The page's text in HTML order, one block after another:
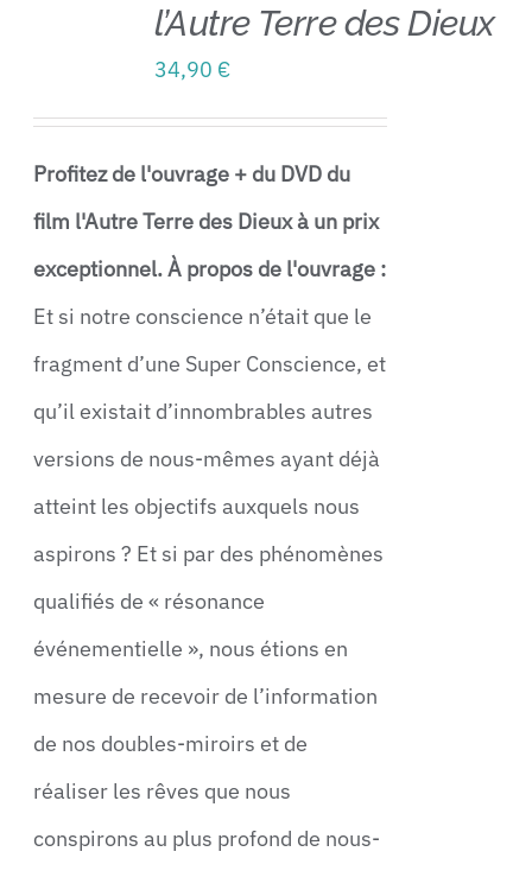
l’Autre Terre des Dieux
34,90 €
Profitez de l'ouvrage + du DVD du
film l'Autre Terre des Dieux à un prix
exceptionnel.À propos de l'ouvrage :
Et si notre conscience n’était que le
fragment d’une Super Conscience, et
qu’il existait d’innombrables autres
versions de nous-mêmes ayant déjà
atteint les objectifs auxquels nous
aspirons ? Et si par des phénomènes
qualifiés de « résonance
événementielle », nous étions en
mesure de recevoir de l’information
de nos doubles-miroirs et de
réaliser les rêves que nous
conspirons au plus profond de nous-